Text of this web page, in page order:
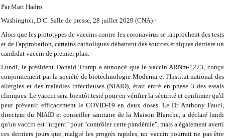
Par Matt Hadro
Washington, D.C. Salle de presse, 28 juillet 2020 (CNA) -
Alors que les prototypes de vaccins contre les coronavirus se rapprochent des tests
et de l'approbation, certains catholiques débattent des sources éthiques derrière un
candidat vaccin de premier plan.
Lundi, le président Donald Trump a annoncé que le vaccin ARNm-1273, conçu
conjointement par la société de biotechnologie Moderna et l'Institut national des
allergies et des maladies infectieuses (NIAID), était entré en phase 3 des essais
cliniques. Le vaccin sera bientôt testé pour en vérifier la sécurité et confirmer qu'il
peut prévenir efficacement le COVID-19 en deux doses.Le Dr Anthony Fauci,
directeur du NIAID et conseiller sanitaire de la Maison Blanche, a déclaré lundi
qu'un vaccin est "urgent" pour "contrôler cette pandémie", mais a également averti
ces derniers jours que, malgré les progrès rapides, un vaccin pourrait ne pas être